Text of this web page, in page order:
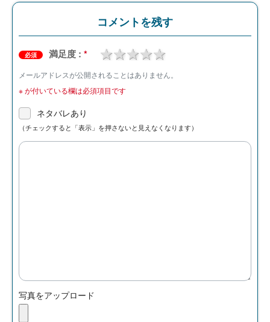
コメントを残す
必須 満足度 : * 4 stars
3 stars
2 stars
1 star
メールアドレスが公開されることはありません。
※が付いている欄は必須項目です
ネタバレあり
（チェックすると「表示」を押さないと見えなくなります）
写真をアップロード